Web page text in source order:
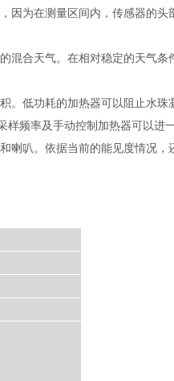
因为在测量区间内，传感器的
混合天气。在相对稳定的天气条
。低功耗的加热器可以阻止水珠
样频率及手动控制加热器可以进
喇叭。依据当前的能见度情况，